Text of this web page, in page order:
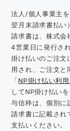
法人/個人事業主
翌月末請求書払い）
請求書は、株式会
4営業日に発行され
掛け払いのご注文
用され、ご注文と
「NP掛け払い利
してNP掛け払い
与信枠は、個別に
請求書に記載され
支払いください。